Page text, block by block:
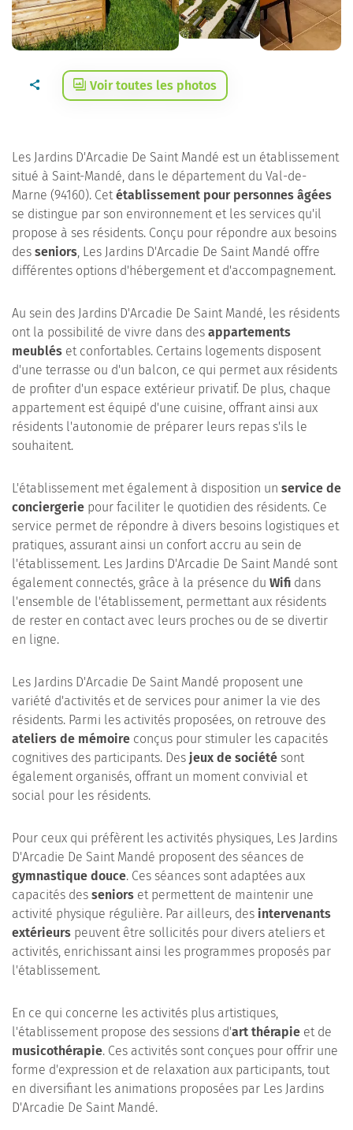
Voir toutes les photos
Les Jardins D'Arcadie De Saint Mandé est un établissement
situé à Saint-Mandé, dans le département du Val-de-
Marne (94160). Cetétablissement pour personnes âgées
se distingue par son environnement et les services qu'il
propose à ses résidents. Conçu pour répondre aux besoins
des seniors, Les Jardins D'Arcadie De Saint Mandé offre
différentes options d'hébergement et d'accompagnement.
Au sein des Jardins D'Arcadie De Saint Mandé, les résidents
ont la possibilité de vivre dans des appartements
meublés et confortables. Certains logements disposent
d'une terrasse ou d'un balcon, ce qui permet aux résidents
de profiter d'un espace extérieur privatif. De plus, chaque
appartement est équipé d'une cuisine, offrant ainsi aux
résidents l'autonomie de préparer leurs repas s'ils le
souhaitent.
L'établissement met également à disposition un service de
conciergerie pour faciliter le quotidien des résidents. Ce
service permet de répondre à divers besoins logistiques et
pratiques, assurant ainsi un confort accru au sein de
l'établissement. Les Jardins D'Arcadie De Saint Mandé sont
également connectés, grâce à la présence du Wifi dans
l'ensemble de l'établissement, permettant aux résidents
de rester en contact avec leurs proches ou de se divertir
en ligne.
Les Jardins D'Arcadie De Saint Mandé proposent une
variété d'activités et de services pour animer la vie des
résidents. Parmi les activités proposées, on retrouve des
ateliers de mémoire conçus pour stimuler les capacités
cognitives des participants. Des jeux de société sont
également organisés, offrant un moment convivial et
social pour les résidents.
Pour ceux qui préfèrent les activités physiques, Les Jardins
D'Arcadie De Saint Mandé proposent des séances de
gymnastique douce. Ces séances sont adaptées aux
capacités des seniors et permettent de maintenir une
activité physique régulière. Par ailleurs, des intervenants
extérieurs peuvent être sollicités pour divers ateliers et
activités, enrichissant ainsi les programmes proposés par
l'établissement.
En ce qui concerne les activités plus artistiques,
l'établissement propose des sessions d'art thérapie et de
musicothérapie. Ces activités sont conçues pour offrir une
forme d'expression et de relaxation aux participants, tout
en diversifiant les animations proposées par Les Jardins
D'Arcadie De Saint Mandé.